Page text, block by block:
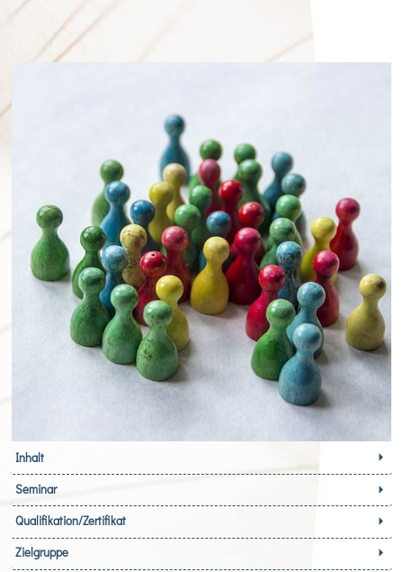
Inhalt
Seminar
Qualifikation/Zertifikat
Zielgruppe